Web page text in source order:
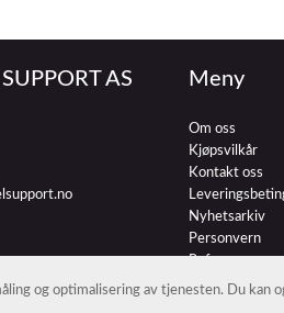
AS Meny
Om oss
Kjøpsvilkår
Kontakt oss
Nyhetsarkiv
Personvern
Referenser
og optimalisering av tjenesten. Du kan